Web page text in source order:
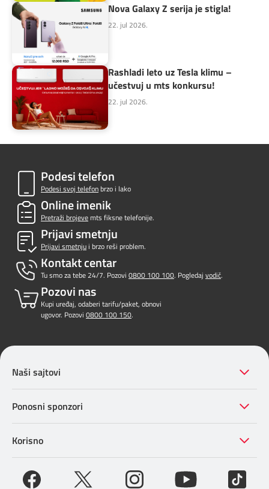
Nova Galaxy Z serija je stigla!
22. jul 2026.
Rashladi leto uz Tesla klimu –
učestvuj u mts konkursu!
22. jul 2026.
Podesi telefon
Podesi svoj telefonbrzo i lako
Online imenik
Pretraži brojevemts fiksne telefonije.
Prijavi smetnju
Prijavi smetnjui brzo reši problem.
Kontakt centar
Tu smo za tebe 24/7. Pozovi 0800 100 100. Pogledaj vodič.
Pozovi nas
Kupi uređaj, odaberi tarifu/paket, obnovi
ugovor. Pozovi 0800 100 150.
Naši sajtovi
Ponosni sponzori
Korisno